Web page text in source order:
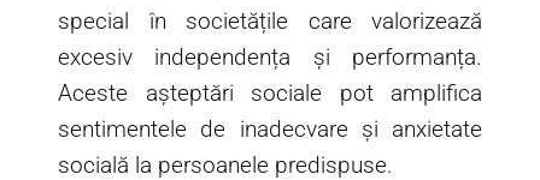
special în societățile care valorizează
excesiv independența și performanța.
Aceste așteptări sociale pot amplifica
sentimentele de inadecvare și anxietate
socială la persoanele predispuse.